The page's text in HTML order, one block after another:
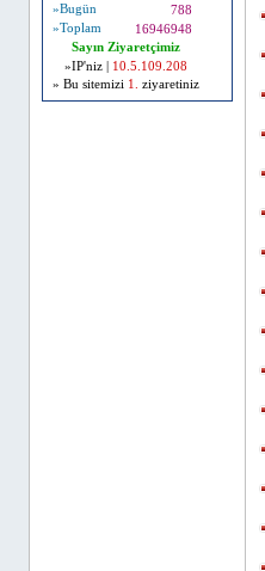
»Bugün
788
»Toplam
16946948
Sayın Ziyaretçimiz
»IP'niz |
10.5.109.208
» Bu sitemizi 1. ziyaretiniz